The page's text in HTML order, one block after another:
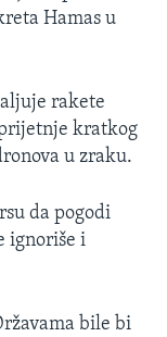
Hamas u
rakete
kratkog
u zraku.
da pogodi
ignoriše i
bile bi